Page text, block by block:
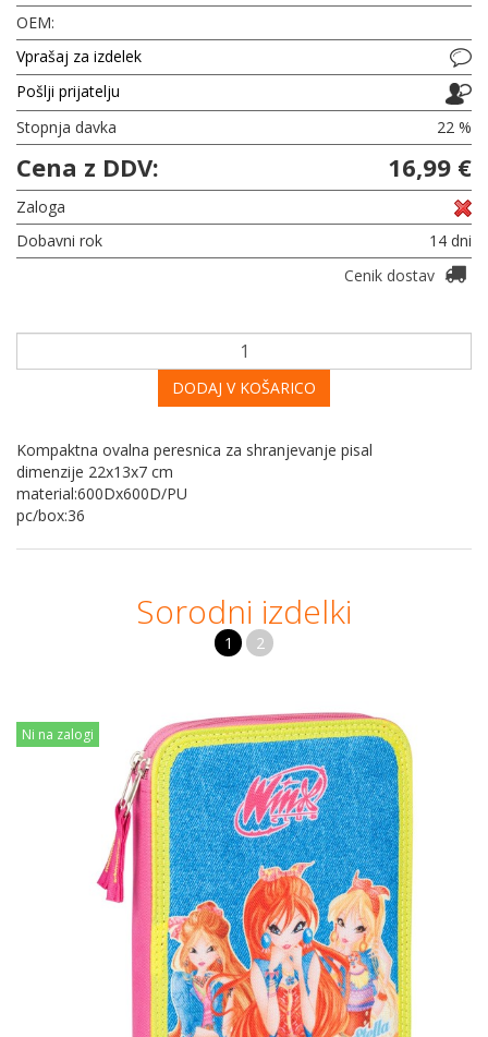
OEM:
Vprašaj za izdelek
Pošlji prijatelju
Stopnja davka
22 %
Cena z DDV: 16,99 €
Zaloga
Dobavni rok
14 dni
Cenik dostav
DODAJ V KOŠARICO
Kompaktna ovalna peresnica za shranjevanje pisal
dimenzije 22x13x7 cm
material:600Dx600D/PU
pc/box:36
Sorodni izdelki
1 2
Ni na zalogi